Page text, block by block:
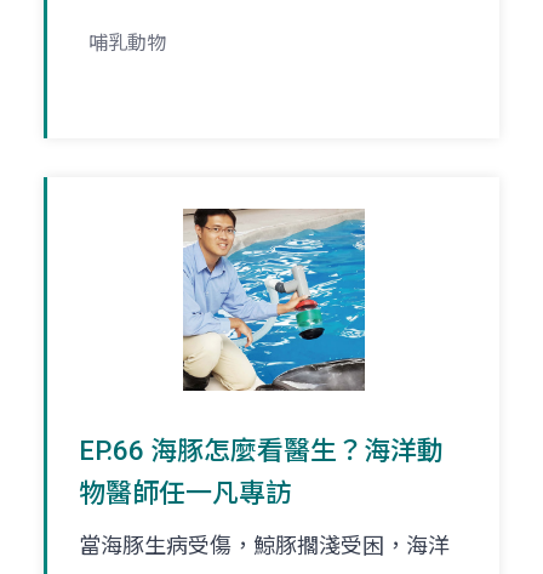
哺乳動物
EP.66 海豚怎麼看醫生？海洋動
物醫師任一凡專訪
當海豚生病受傷，鯨豚擱淺受困，海洋